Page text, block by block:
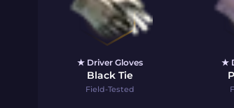
★ Driver Gloves
Black Tie
Field-Tested
★